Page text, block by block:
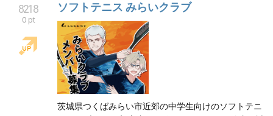
8218
0 pt
ソフトテニス みらいクラブ
茨城県つくばみらい市近郊の中学生向けのソフトテニ